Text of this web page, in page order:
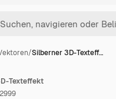
/Silberner 3D-Texteff…
Texteffekt